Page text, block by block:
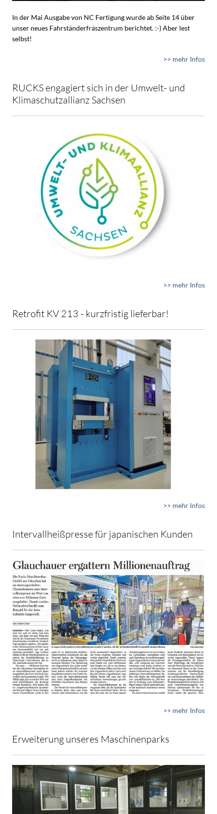
In der Mai Ausgabe von NC Fertigung wurde ab Seite 14 über
unser neues Fahrständerfräszentrum berichtet. :-) Aber lest
selbst!
>> mehr Infos
RUCKS engagiert sich in der Umwelt- und
Klimaschutzallianz Sachsen
>> mehr Infos
Retrofit KV 213 - kurzfristig lieferbar!
>> mehr Infos
Intervallheißpresse für japanischen Kunden
>> mehr Infos
Erweiterung unseres Maschinenparks